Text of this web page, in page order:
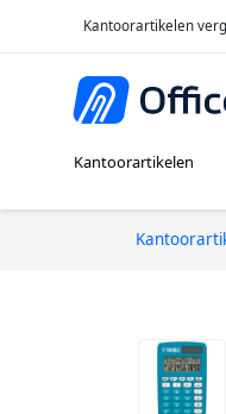
Kantoorartikelen
Kantoorartikelen